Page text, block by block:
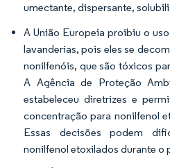
umectante, dispersante,
A União Europeia proibiu o
lavanderias, pois eles se
nonilfenóis, que são tóxicos
A Agência de Proteção
estabeleceu diretrizes e
concentração para nonilfenol
Essas decisões podem
nonilfenol etoxilados durante o